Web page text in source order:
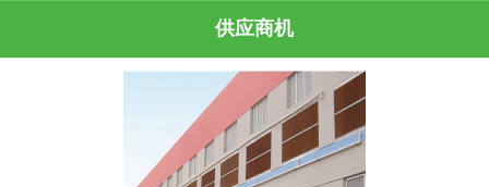
供应商机